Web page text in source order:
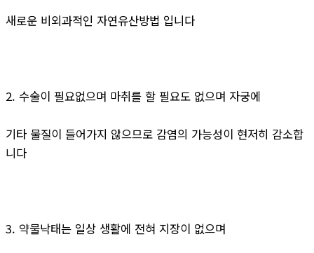
새로운 비외과적인 자연유산방법 입니다
2. 수술이 필요없으며 마취를 할 필요도 없으며 자궁에
기타 물질이 들어가지 않으므로 감염의 가능성이 현저히 감소합
니다
3. 약물낙태는 일상 생활에 전혀 지장이 없으며